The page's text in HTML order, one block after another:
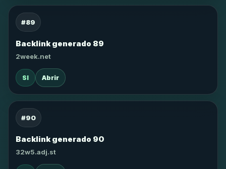
#89
Backlink generado 89
2week.net
SI Abrir
#90
Backlink generado 90
32w5.adj.st